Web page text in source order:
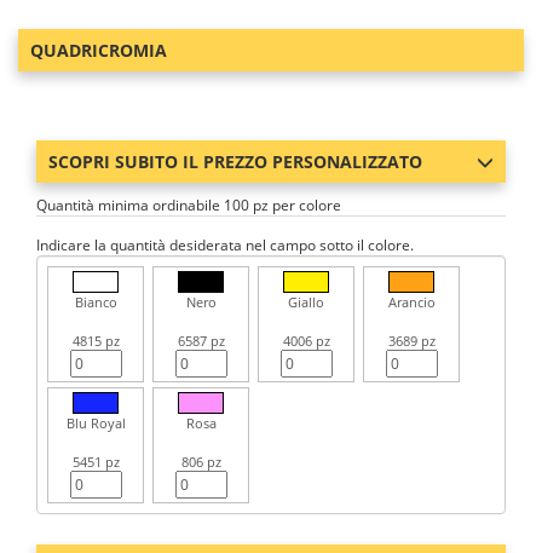
QUADRICROMIA
SCOPRI SUBITO IL PREZZO PERSONALIZZATO
Quantità minima ordinabile 100 pz per colore
Indicare la quantità desiderata nel campo sotto il colore.
Bianco
4815 pz
Nero
6587 pz
Giallo
4006 pz
Arancio
3689 pz
Blu Royal
5451 pz
Rosa
806 pz